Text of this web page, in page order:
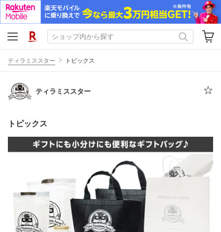
ティラミススター トピックス
ティラミススター
トピックス